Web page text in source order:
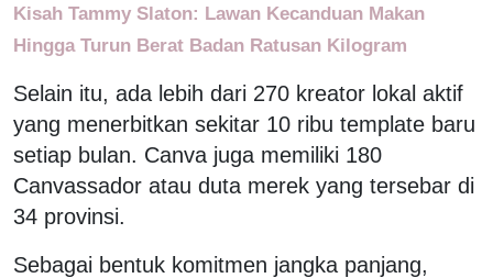
Kisah Tammy Slaton: Lawan Kecanduan Makan
Hingga Turun Berat Badan Ratusan Kilogram
Selain itu, ada lebih dari 270 kreator lokal aktif
yang menerbitkan sekitar 10 ribu template baru
setiap bulan. Canva juga memiliki 180
Canvassador atau duta merek yang tersebar di
34 provinsi.
Sebagai bentuk komitmen jangka panjang,